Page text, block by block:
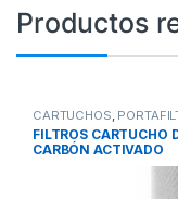
Productos
CARTUCHOS
CARTUCHOS ,SISTEMAS
TRATAMIENTO DE AGUA
FILTROS CARTUCHO
CARBÓN ACTIVADO